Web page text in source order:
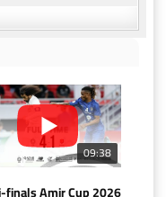
09:38